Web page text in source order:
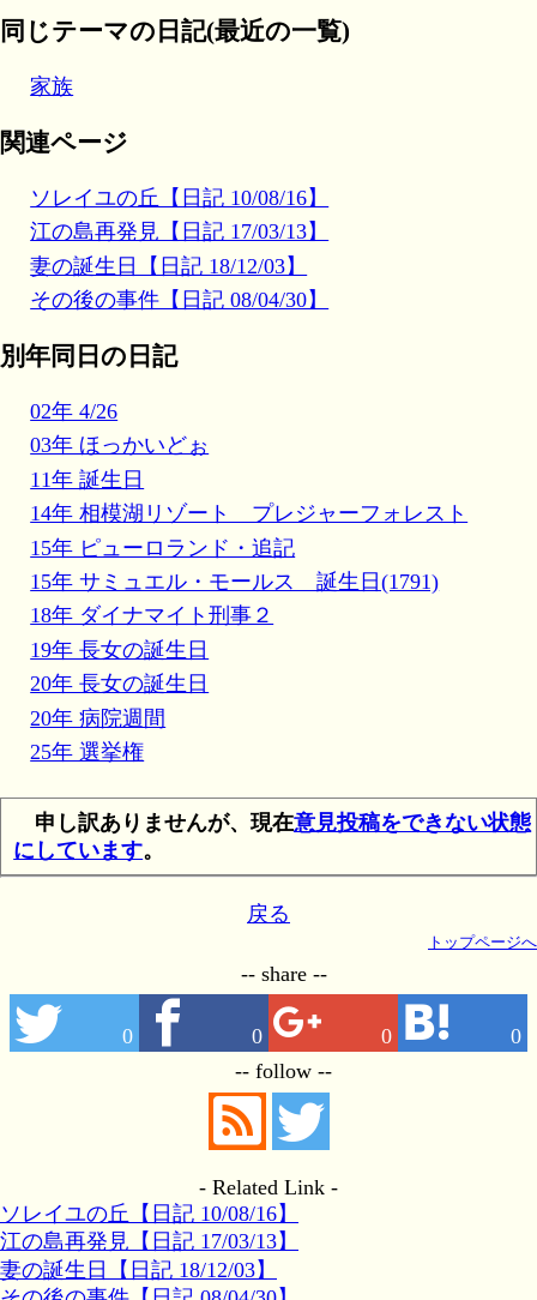
同じテーマの日記(最近の一覧)
家族
関連ページ
ソレイユの丘【日記 10/08/16】
江の島再発見【日記 17/03/13】
妻の誕生日【日記 18/12/03】
その後の事件【日記 08/04/30】
別年同日の日記
02年 4/26
03年 ほっかいどぉ
11年 誕生日
14年 相模湖リゾート プレジャーフォレスト
15年 ピューロランド・追記
15年 サミュエル・モールス 誕生日(1791)
18年 ダイナマイト刑事２
19年 長女の誕生日
20年 長女の誕生日
20年 病院週間
25年 選挙権
申し訳ありませんが、現在意見投稿をできない状態
にしています。
戻る
トップページへ
-- share --
0 0 0 0
-- follow --
- Related Link -
ソレイユの丘【日記 10/08/16】
江の島再発見【日記 17/03/13】
妻の誕生日【日記 18/12/03】